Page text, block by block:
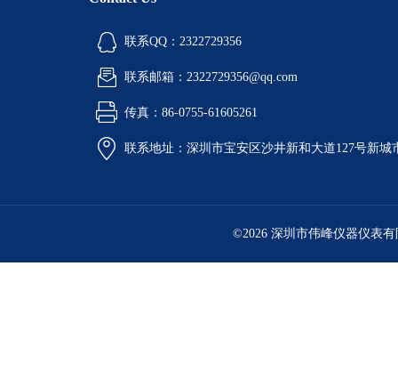
联系QQ：2322729356
联系邮箱：2322729356@qq.com
传真：86-0755-61605261
联系地址：深圳市宝安区沙井新和大道127号新城
©2026 深圳市伟峰仪器仪表